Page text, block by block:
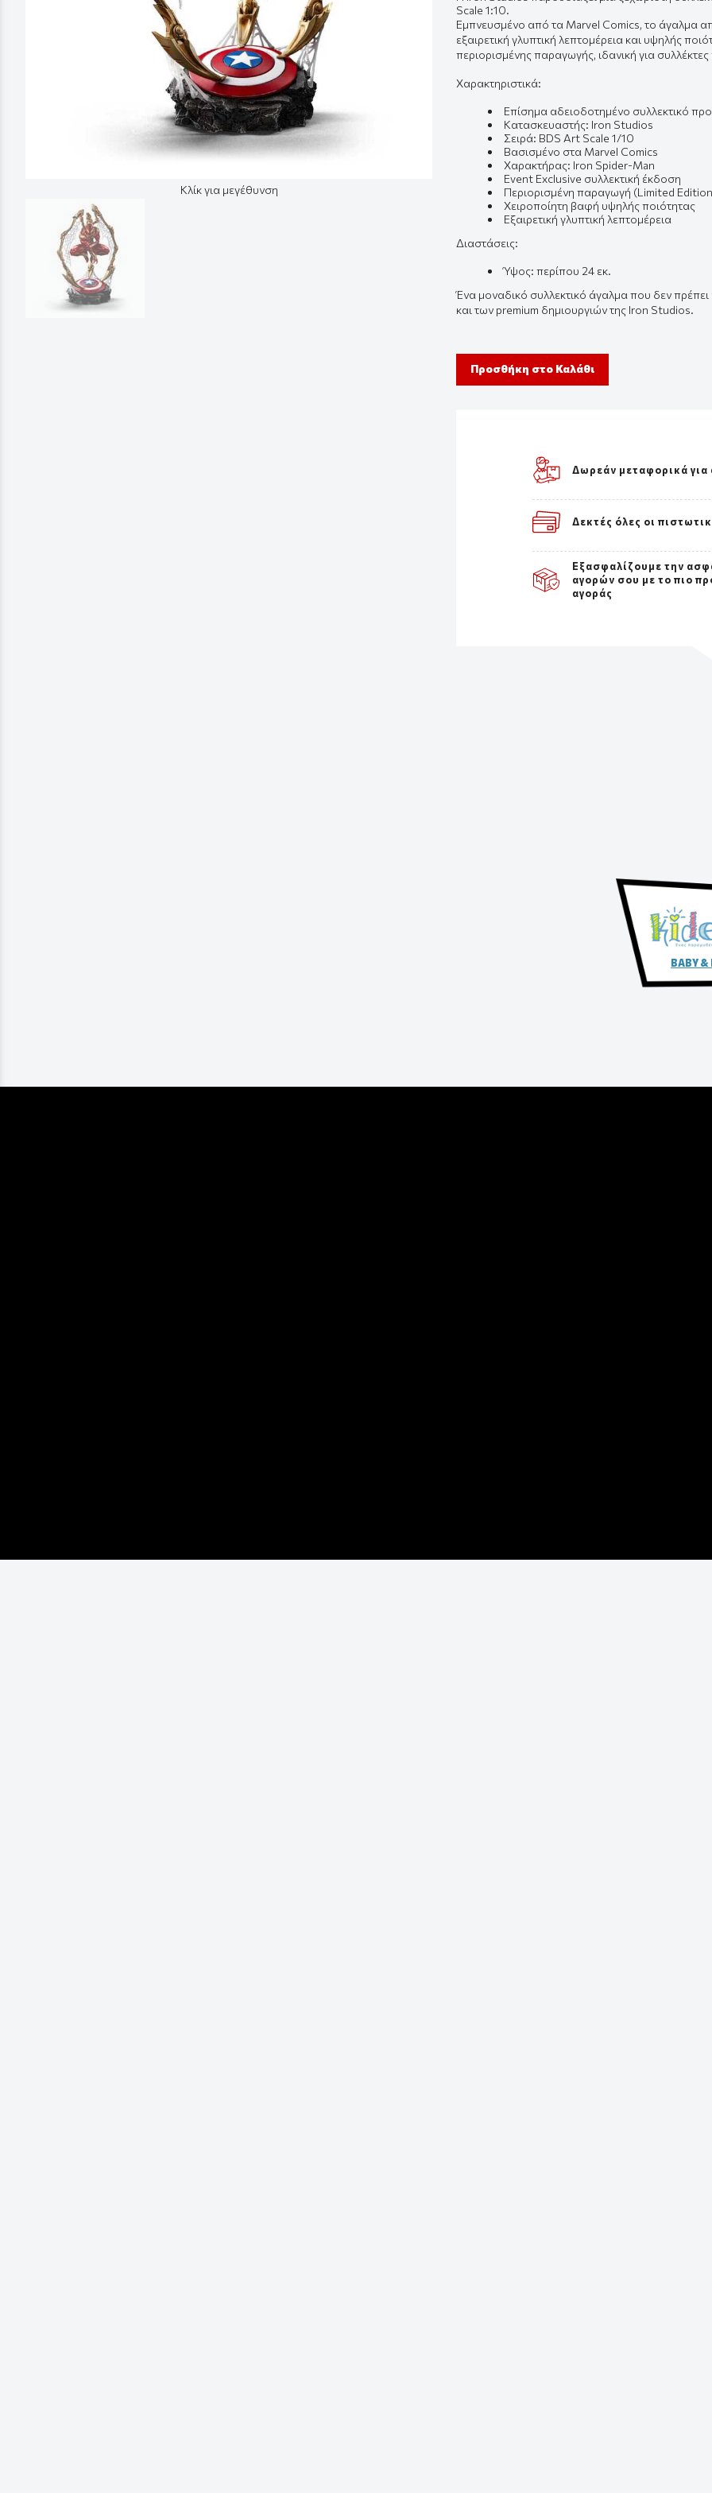
Κλίκ για μεγέθυνση
Scale 1:10.
Εμπνευσμένο από τα Marvel Comics, το άγαλμα
εξαιρετική γλυπτική λεπτομέρεια και υψηλής
περιορισμένης παραγωγής, ιδανική για
Χαρακτηριστικά:
Επίσημα αδειοδοτημένο συλλεκτικό
Κατασκευαστής: Iron Studios
Σειρά: BDS Art Scale 1/10
Βασισμένο στα Marvel Comics
Χαρακτήρας: Iron Spider-Man
Event Exclusive συλλεκτική έκδοση
Περιορισμένη παραγωγή (Limited
Χειροποίητη βαφή υψηλής ποιότητας
Εξαιρετική γλυπτική λεπτομέρεια
Διαστάσεις:
Ύψος: περίπου 24 εκ.
Ένα μοναδικό συλλεκτικό άγαλμα που δεν
και των premium δημιουργιών της Iron Studios.
Προσθήκη στο Καλάθι
Δωρεάν μεταφορικά
Δεκτές όλες οι
Εξασφαλίζουμε την
αγορών σου με το πιο
αγοράς
BABY &